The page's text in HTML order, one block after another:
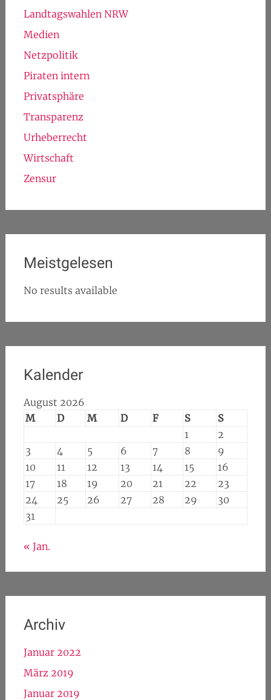
Landtagswahlen NRW
Medien
Netzpolitik
Piraten intern
Privatsphäre
Transparenz
Urheberrecht
Wirtschaft
Zensur
Meistgelesen
No results available
Kalender
August 2026
M
D M D F S
S
1
2
3
4 5 6 7 8
9
10
11 12 13 14 15
16
17
18 19 20 21 22
23
24
25 26 27 28 29
30
31
« Jan.
Archiv
Januar 2022
März 2019
Januar 2019